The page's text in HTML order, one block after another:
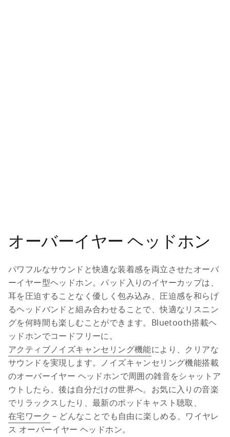
オーバーイヤー ヘッドホン
パワフルなサウンドと快適な装着感を両立させたオーバ
ーイヤー型ヘッドホン。パッド入りのイヤーカップは、
耳を圧迫することなく優しく包み込み、圧迫感を和らげ
るヘッドバンドと組み合わせることで、快適なリスニン
グを何時間も楽しむことができます。Bluetooth搭載ヘ
ッドホンでコードフリーに。
アクティブノイズキャンセリング機能により、クリアな
サウンドを実現します。ノイズキャンセリング機能搭載
のオーバーイヤー ヘッドホンで周囲の雑音をシャットア
ウトしたら、後は自分だけの世界へ。お気に入りの音楽
でリラックスしたり、最新のポッドキャスト聴取、
在宅ワーク – どんなことでも自由に楽しめる、ワイヤレ
ス オーバーイヤー ヘッドホン。